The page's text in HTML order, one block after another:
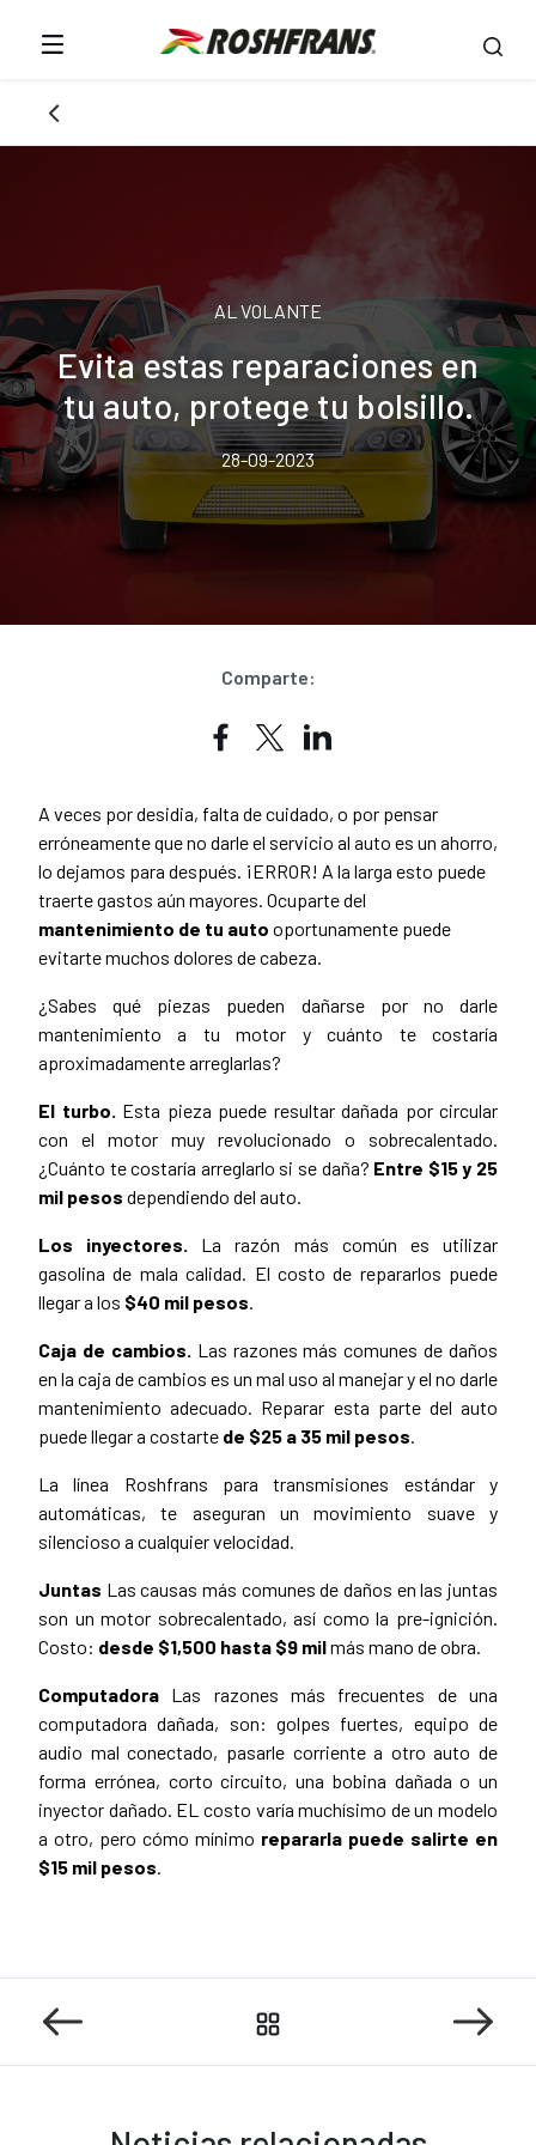
AL VOLANTE
Evita estas reparaciones en
tu auto, protege tu bolsillo.
28-09-2023
Comparte:
A veces por desidia, falta de cuidado, o por pensar
erróneamente que no darle el servicio al auto es un ahorro,
lo dejamos para después. ¡ERROR! A la larga esto puede
traerte gastos aún mayores. Ocuparte del
mantenimiento de tu auto oportunamente puede
evitarte muchos dolores de cabeza.
¿Sabes qué piezas pueden dañarse por no darle
mantenimiento a tu motor y cuánto te costaría
aproximadamente arreglarlas?
El turbo. Esta pieza puede resultar dañada por circular
con el motor muy revolucionado o sobrecalentado.
¿Cuánto te costaría arreglarlo si se daña? Entre $15 y 25
mil pesos dependiendo del auto.
Los inyectores. La razón más común es utilizar
gasolina de mala calidad. El costo de repararlos puede
llegar a los $40 mil pesos.
Caja de cambios. Las razones más comunes de daños
en la caja de cambios es un mal uso al manejar y el no darle
mantenimiento adecuado. Reparar esta parte del auto
puede llegar a costarte de $25 a 35 mil pesos.
La línea Roshfrans para transmisiones estándar y
automáticas, te aseguran un movimiento suave y
silencioso a cualquier velocidad.
Juntas Las causas más comunes de daños en las juntas
son un motor sobrecalentado, así como la pre-ignición.
Costo: desde $1,500 hasta $9 milmás mano de obra.
Computadora Las razones más frecuentes de una
computadora dañada, son: golpes fuertes, equipo de
audio mal conectado, pasarle corriente a otro auto de
forma errónea, corto circuito, una bobina dañada o un
inyector dañado. EL costo varía muchísimo de un modelo
a otro, pero cómo mínimo repararla puede salirte en
$15 mil pesos.